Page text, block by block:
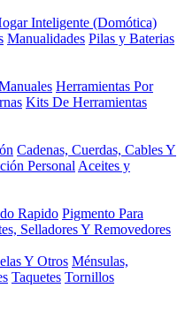
Inteligente (Domótica)
Manualidades Pilas y Baterias
Herramientas Por
Kits De Herramientas
Cadenas, Cuerdas, Cables Y
Personal Aceites y
Rapido Pigmento Para
Selladores Y Removedores
Y Otros Ménsulas,
Taquetes Tornillos